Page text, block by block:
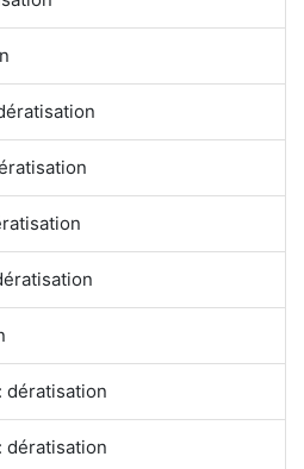
dératisation
dératisation